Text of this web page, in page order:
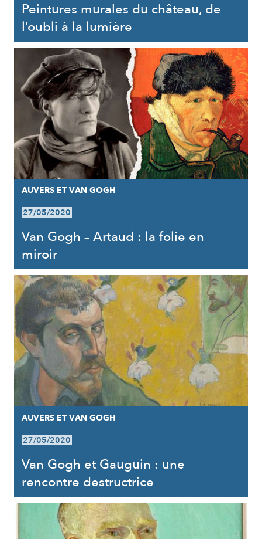
Peintures murales du château, de
l’oubli à la lumière
AUVERS ET VAN GOGH
27/05/2020
Van Gogh – Artaud : la folie en
miroir
AUVERS ET VAN GOGH
27/05/2020
Van Gogh et Gauguin : une
rencontre destructrice